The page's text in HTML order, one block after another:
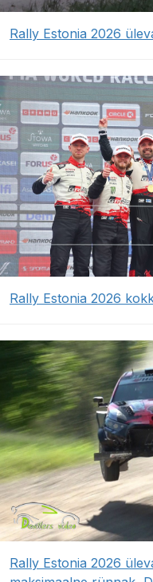
Rally Estonia 2026
Rally Estonia 2026
Rally Estonia 2026